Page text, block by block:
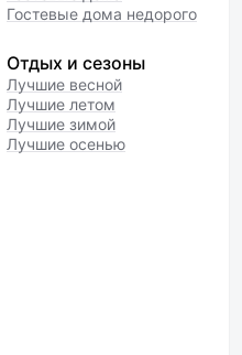
Гостевые дома недорого
Отдых и сезоны
Лучшие весной
Лучшие летом
Лучшие зимой
Лучшие осенью